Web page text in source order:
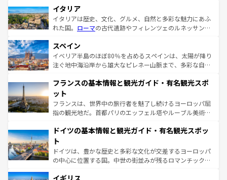
イタリア
イタリアは歴史、文化、グルメ、自然と多彩な魅力にあふ
れた国。 ローマの古代遺跡やフィレンツェのルネッサンス
ろん、トスカーナの美しい田園風景やアマルフィ海岸の絶
景など、自然景観も見逃せない。観光の合間には、本場の
ピザやパスタなど、絶品のイタリア料理を堪能することも
ませてくれるイタリアで、忘れられない旅をしてみよう！
なお、新着のイタリア情報は
しい。
スペイン
イベリア半島のほぼ80％を占めるスペインは、太陽が降り
注ぐ地中海沿岸から雄大なピレネー山脈まで、多彩な自然
文化が根付くこの国では、情熱的なフラメンコ、熱気あふ
れる闘牛、そして美味しいタパスが生活の一部となってい
る。首都マドリードの洗練された雰囲気や、バルセロナの
アートに溢れた街角から、地方では古代ローマ遺跡や中世
せる。地方によって風土や気候が異なるスペインはその個
ンテンツ一覧 を参照してほしい。
フランスの基本情報と観光ガイド・有名観光スポ
ット
フランスは、世界中の旅行者を魅了し続けるヨーロッパ屈
指の観光地だ。首都パリのエッフェル塔やルーブル美術館
で、幅広い魅力が詰まっている。華麗な宮殿、歴史的な大
聖堂、美しいビーチ、そして豊かな自然が、訪れる者を心
から魅了する。また、フランスは美食の国としても知ら
れ、フランス料理はユネスコ無形文化遺産にも登録されて
香り高いラベンダー畑など、多彩な楽しみ方が可能だ。さ
ドイツの基本情報と観光ガイド・有名観光スポッ
ト
ドイツは、豊かな歴史と多彩な文化が交差するヨーロッパ
の中心に位置する国。中世の街並みが残るロマンチック街
顔を持つこの国は、どこを歩いても飽きることがない。ベ
イギリス